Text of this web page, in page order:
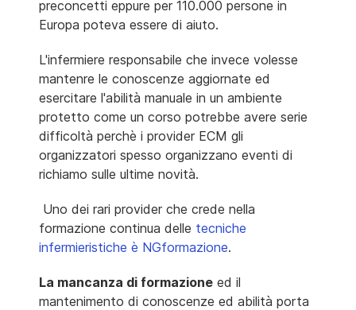
preconcetti eppure per 110.000 persone in
Europa poteva essere di aiuto.
L'infermiere responsabile che invece volesse
mantenre le conoscenze aggiornate ed
esercitare l'abilità manuale in un ambiente
protetto come un corso potrebbe avere serie
difficoltà perchè i provider ECM gli
organizzatori spesso organizzano eventi di
richiamo sulle ultime novità.
Uno dei rari provider che crede nella
formazione continua delle tecniche
infermieristiche è NGformazione.
La mancanza di formazione ed il
mantenimento di conoscenze ed abilità porta